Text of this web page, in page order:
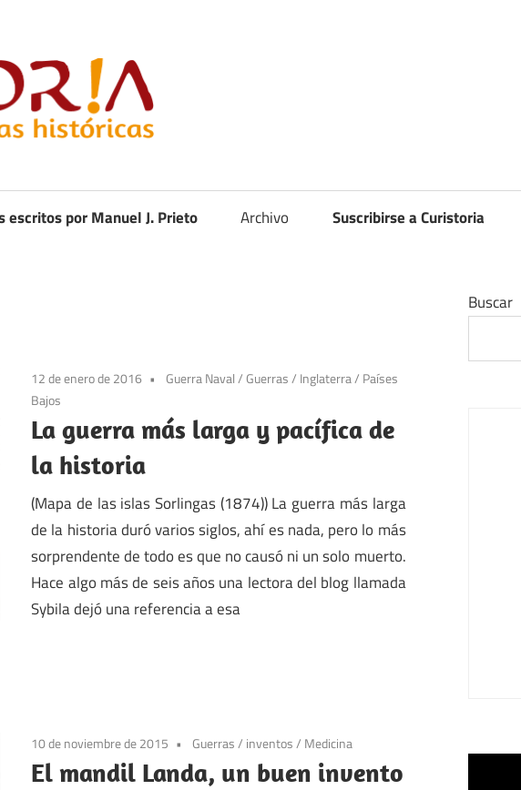
escritos por Manuel J. Prieto Archivo Suscribirse a Curistoria
12 de enero de 2016 Guerra Naval/Guerras/ Inglaterra/ Países
Bajos
La guerra más larga y pacífica de
la historia
(Mapa de las islas Sorlingas (1874)) La guerra más larga
de la historia duró varios siglos, ahí es nada, pero lo más
sorprendente de todo es que no causó ni un solo muerto.
Hace algo más de seis años una lectora del blog llamada
Sybila dejó una referencia a esa
10 de noviembre de 2015 Guerras/ inventos/ Medicina
El mandil Landa, un buen invento
Buscar